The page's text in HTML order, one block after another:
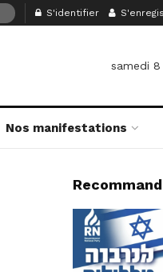
S'identifier
samedi
Nos manifestations